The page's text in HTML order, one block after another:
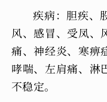
疾病：胆疾、
风、感冒、受凤、
痛、神经炎、寒痹
哮喘、左肩痛、淋
不稳定。